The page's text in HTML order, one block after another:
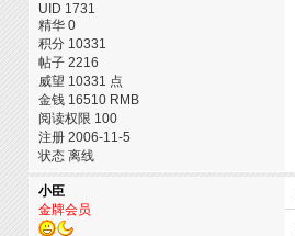
UID 1731
精华 0
积分 10331
帖子 2216
威望 10331 点
金钱 16510 RMB
阅读权限 100
注册 2006-11-5
状态 离线
小臣
金牌会员